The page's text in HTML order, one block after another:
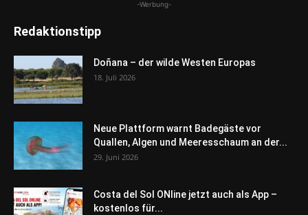
-Werbung-
Redaktionstipp
Doñana – der wilde Westen Europas
18. Juli 2026
Neue Plattform warnt Badegäste vor
Quallen, Algen und Meeresschaum an der...
29. Juni 2026
Costa del Sol ONline jetzt auch als App –
kostenlos für...